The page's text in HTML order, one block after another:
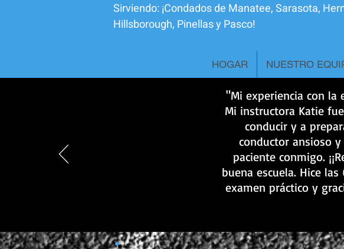
Sirviendo: ¡Condados de Manatee, Sarasota,
Hillsborough, Pinellas y Pasco!
HOGAR NUESTRO
"Mi experiencia con la
Mi instructora Katie
conducir y a
conductor ansioso
paciente conmigo.
buena escuela. Hice
examen práctico y